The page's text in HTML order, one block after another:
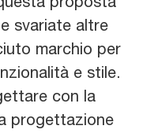
svariate altre
marchio per
e stile.
con la
progettazione